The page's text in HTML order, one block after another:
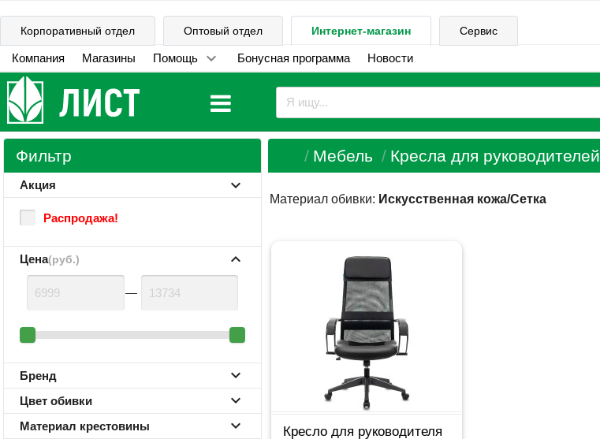
Корпоративный отдел Оптовый отдел Интернет-магазин Сервис
Компания Магазины Помощь Бонусная программа Новости
Фильтр
Акция
Распродажа!
Цена(руб.)
—
Бренд
Цвет обивки
Материал крестовины
Мебель Кресла для руководителей
Материал обивки: Искусственная кожа/Сетка
Кресло для руководителя